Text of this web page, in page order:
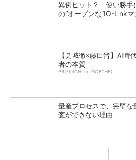
異例ヒット？ 使い勝手
の“オープンな”IO-Linkマ
【見城徹×藤田晋】AI時
者の本質
PR(FINCHI on GOETHE)
量産プロセスで、完璧な
査ができない理由